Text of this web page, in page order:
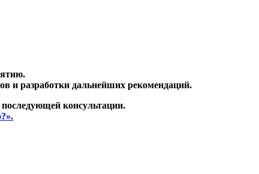
и разработки дальнейших рекомендаций.
консультации.